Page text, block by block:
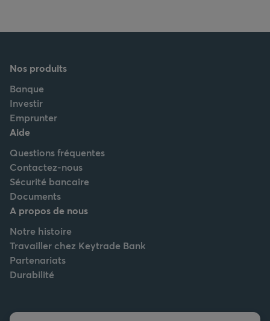
Nos produits
Banque
Investir
Emprunter
Aide
Questions fréquentes
Contactez-nous
Sécurité bancaire
Documents
A propos de nous
Notre histoire
Travailler chez Keytrade Bank
Partenariats
Durabilité